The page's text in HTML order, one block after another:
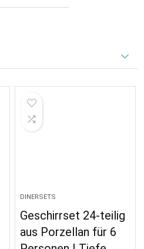
DINERSETS
Geschirrset 24-teilig
aus Porzellan für 6